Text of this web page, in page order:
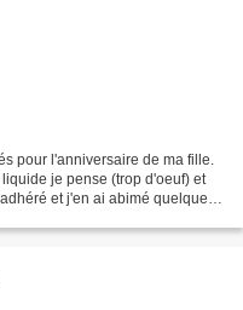
pour l'anniversaire de ma fille.
je pense (trop d'oeuf) et
et j'en ai abimé quelques